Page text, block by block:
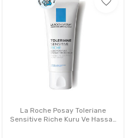
La Roche Posay Toleriane
Sensitive Riche Kuru Ve Hassas